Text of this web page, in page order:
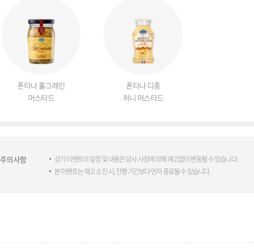
폰타나 홀그레인
머스타드
폰타나 디종
허니 머스타드
주의사항
상기 이벤트의 일정 및 내용은 당사 사정에 의해 예고없이 변동될 수 있습니다.
본 이벤트는 재고 소진 시, 진행 기간보다 먼저 종료될 수 있습니다.